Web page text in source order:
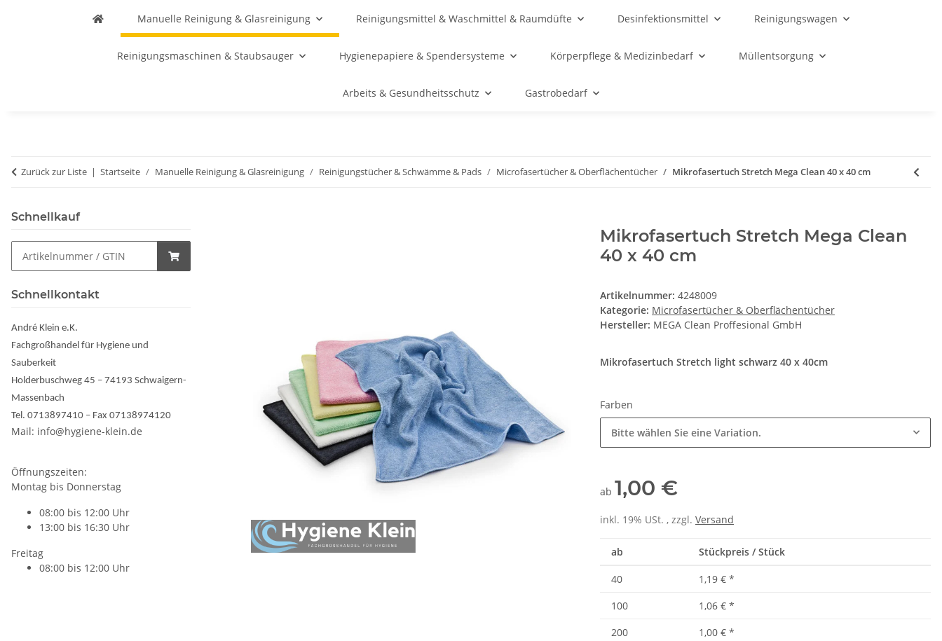
Manuelle Reinigung & Glasreinigung Reinigungsmittel & Waschmittel & Raumdüfte Desinfektionsmittel Reinigungswagen
Reinigungsmaschinen & Staubsauger Hygienepapiere & Spendersysteme Körperpflege & Medizinbedarf Müllentsorgung
Arbeits & Gesundheitsschutz Gastrobedarf
Zurück zur Liste Startseite Manuelle Reinigung & Glasreinigung Reinigungstücher & Schwämme & Pads Microfasertücher & Oberflächentücher Mikrofasertuch Stretch Mega Clean 40 x 40 cm
Mikrofasertuch Stretch Mega Clean
40 x 40 cm
Artikelnummer: 4248009
Kategorie: Microfasertücher & Oberflächentücher
Hersteller: MEGA Clean Proffesional GmbH
Mikrofasertuch Stretch light schwarz 40 x 40cm
Farben
Bitte wählen Sie eine Variation.
ab 1,00 €
inkl. 19% USt. , zzgl. Versand
ab Stückpreis / Stück
40 1,19 € *
100
1,06 € *
200
1,00 € *
Schnellkauf
Schnellkontakt
André Klein e.K.
Fachgroßhandel für Hygiene und
Sauberkeit
Holderbuschweg 45 – 74193 Schwaigern-
Massenbach
Tel. 0713897410 – Fax 07138974120
Mail: info@hygiene-klein.de
Öffnungszeiten:
Montag bis Donnerstag
08:00 bis 12:00 Uhr
13:00 bis 16:30 Uhr
Freitag
08:00 bis 12:00 Uhr